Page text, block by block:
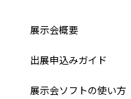
展示会概要
出展申込みガイド
展示会ソフトの使い方